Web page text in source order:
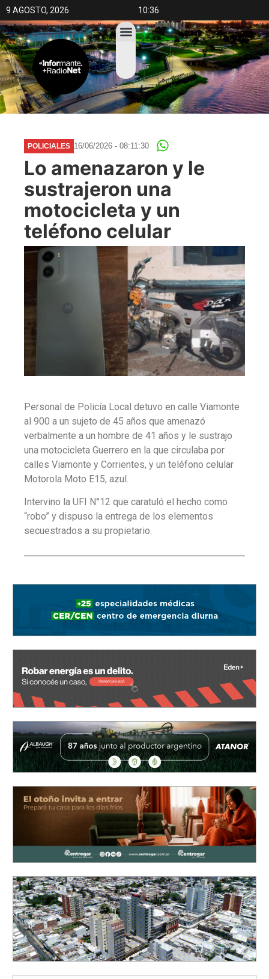
9 AGOSTO, 2026 10:36
POLICIALES 16/06/2026 - 08:11:30
Lo amenazaron y le
sustrajeron una
motocicleta y un
teléfono celular
Personal de Policía Local detuvo en calle Viamonte
al 900 a un sujeto de 45 años que amenazó
verbalmente a un hombre de 41 años y le sustrajo
una motocicleta Guerrero en la que circulaba por
calles Viamonte y Corrientes, y un teléfono celular
Motorola Moto E15, azul.
Intervino la UFI N°12 que caratuló el hecho como
“robo” y dispuso la entrega de los elementos
secuestrados a su propietario.